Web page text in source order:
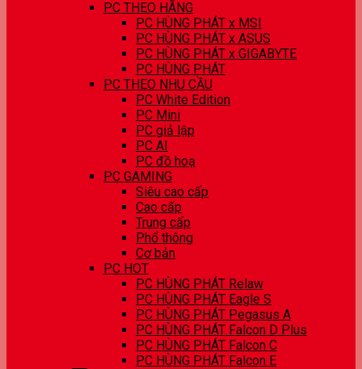
PC THEO HÃNG
PC HÙNG PHÁT x MSI
PC HÙNG PHÁT x ASUS
PC HÙNG PHÁT x GIGABYTE
PC HÙNG PHÁT
PC THEO NHU CẦU
PC White Edition
PC Mini
PC giả lập
PC AI
PC đồ hoạ
PC GAMING
Siêu cao cấp
Cao cấp
Trung cấp
Phổ thông
Cơ bản
PC HOT
PC HÙNG PHÁT Relaw
PC HÙNG PHÁT Eagle S
PC HÙNG PHÁT Pegasus A
PC HÙNG PHÁT Falcon D Plus
PC HÙNG PHÁT Falcon C
PC HÙNG PHÁT Falcon E